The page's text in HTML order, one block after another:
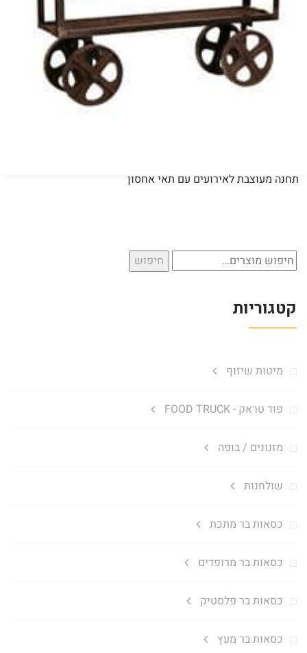
תחנה מעוצבת לאירועים עם תאי אחסון
חיפוש
עבור:
חיפוש
קטגוריות
מיטות שיזוף
פוד טראק - FOOD TRUCK
מזנונים / בופה
שולחנות
כסאות בר מתכת
כסאות בר מרופדים
כסאות בר פלסטיק
כסאות בר מעץ